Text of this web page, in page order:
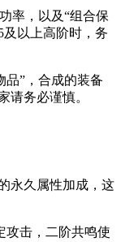
率，以及“组合保
以上高阶时，务
品”，合成的装备
请务必谨慎。
永久属性加成，这
攻击，二阶共鸣使